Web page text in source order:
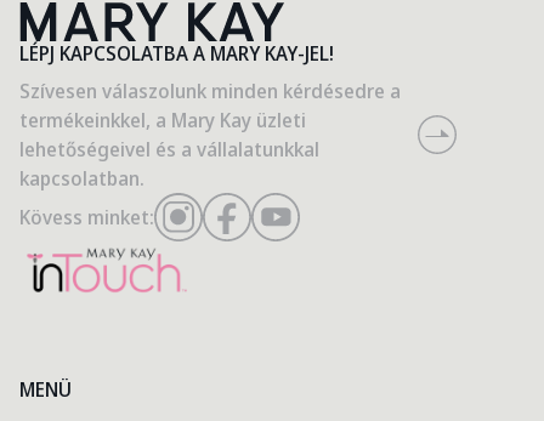
LÉPJ KAPCSOLATBA A MARY KAY-JEL!
Szívesen válaszolunk minden kérdésedre a
termékeinkkel, a Mary Kay üzleti
lehetőségeivel és a vállalatunkkal
kapcsolatban.
Kövess minket:
MENÜ